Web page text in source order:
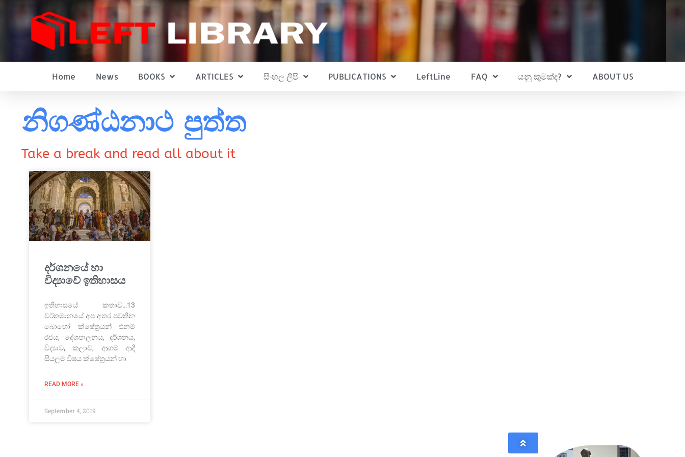
Home News BOOKS ARTICLES සිංහල ලිපි PUBLICATIONS LeftLine FAQ යනු කුමක්ද? ABOUT US
නිගණ්ඨනාථ පුත්ත
Take a break and read all about it
දර්ශනයේ හා
විද්‍යාවේ ඉතිහාසය
ඉතිහාසයේ කතාව…13
වර්තමානයේ අප අතර පවතින
බොහෝ ක්ෂේත්‍රයන් එනම්
රජය, දේශපාලනය, දර්ශනය,
විද්‍යාව, කලාව, ආගම ආදී
සියලුම විෂය ක්ෂේත්‍රයන් හා
READ MORE »
September 4, 2019